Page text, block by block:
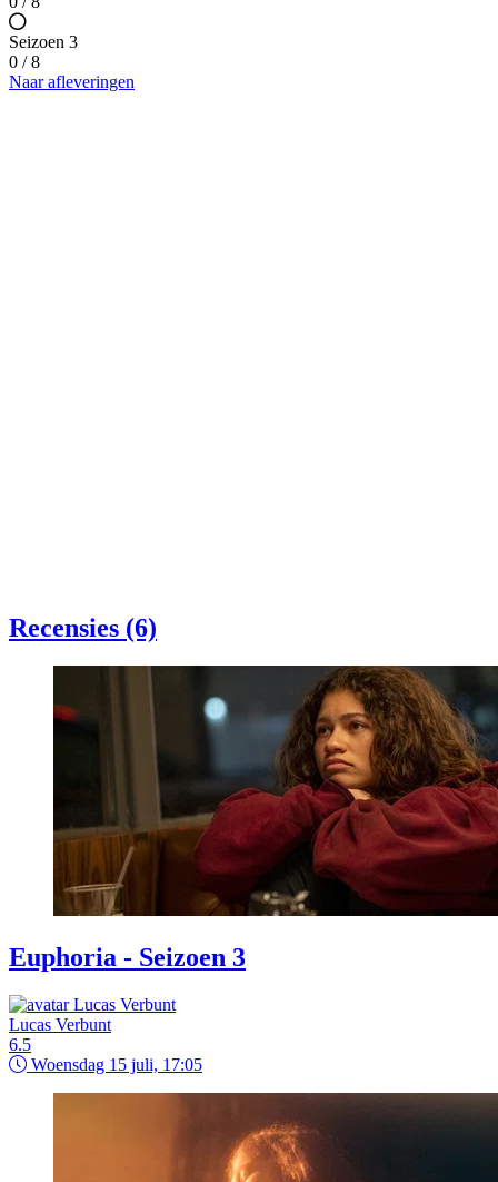
Seizoen 3
0 / 8
Naar afleveringen
Recensies (6)
Euphoria - Seizoen 3
Lucas Verbunt
6.5
Woensdag 15 juli, 17:05